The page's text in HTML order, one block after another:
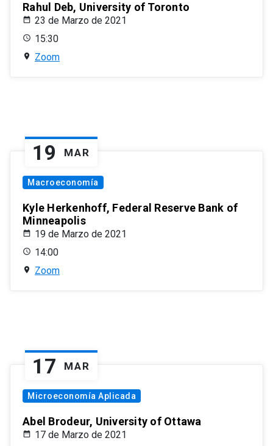
Rahul Deb, University of Toronto
23 de Marzo de 2021
15:30
Zoom
19 MAR
Macroeconomía
Kyle Herkenhoff, Federal Reserve Bank of
Minneapolis
19 de Marzo de 2021
14:00
Zoom
17 MAR
Microeconomía Aplicada
Abel Brodeur, University of Ottawa
17 de Marzo de 2021